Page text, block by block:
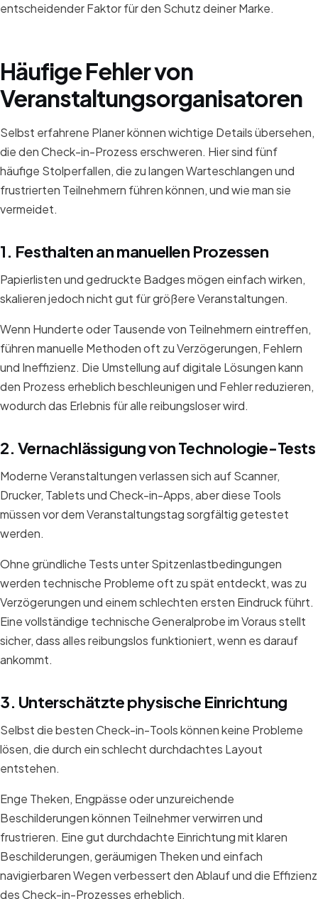
entscheidender Faktor für den Schutz deiner Marke.
Häufige Fehler von
Veranstaltungsorganisatoren
Selbst erfahrene Planer können wichtige Details übersehen,
die den Check-in-Prozess erschweren. Hier sind fünf
häufige Stolperfallen, die zu langen Warteschlangen und
frustrierten Teilnehmern führen können, und wie man sie
vermeidet.
1. Festhalten an manuellen Prozessen
Papierlisten und gedruckte Badges mögen einfach wirken,
skalieren jedoch nicht gut für größere Veranstaltungen.
Wenn Hunderte oder Tausende von Teilnehmern eintreffen,
führen manuelle Methoden oft zu Verzögerungen, Fehlern
und Ineffizienz. Die Umstellung auf digitale Lösungen kann
den Prozess erheblich beschleunigen und Fehler reduzieren,
wodurch das Erlebnis für alle reibungsloser wird.
2. Vernachlässigung von Technologie-Tests
Moderne Veranstaltungen verlassen sich auf Scanner,
Drucker, Tablets und Check-in-Apps, aber diese Tools
müssen vor dem Veranstaltungstag sorgfältig getestet
werden.
Ohne gründliche Tests unter Spitzenlastbedingungen
werden technische Probleme oft zu spät entdeckt, was zu
Verzögerungen und einem schlechten ersten Eindruck führt.
Eine vollständige technische Generalprobe im Voraus stellt
sicher, dass alles reibungslos funktioniert, wenn es darauf
ankommt.
3. Unterschätzte physische Einrichtung
Selbst die besten Check-in-Tools können keine Probleme
lösen, die durch ein schlecht durchdachtes Layout
entstehen.
Enge Theken, Engpässe oder unzureichende
Beschilderungen können Teilnehmer verwirren und
frustrieren. Eine gut durchdachte Einrichtung mit klaren
Beschilderungen, geräumigen Theken und einfach
navigierbaren Wegen verbessert den Ablauf und die Effizienz
des Check-in-Prozesses erheblich.